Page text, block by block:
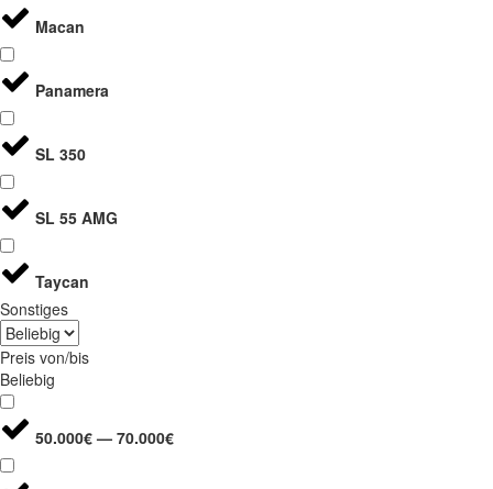
Macan
Panamera
SL 350
SL 55 AMG
Taycan
Sonstiges
Preis von/bis
Beliebig
50.000€ — 70.000€